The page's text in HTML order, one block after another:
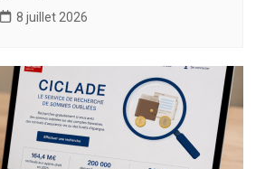
8 juillet 2026